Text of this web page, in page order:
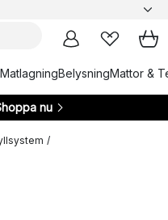
BelysningMattor &
nu
/